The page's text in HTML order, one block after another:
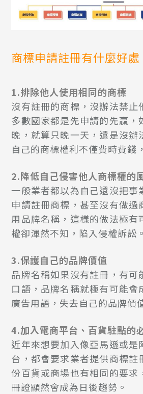
商標申請註冊有什麼好處
1.排除他人使用相同的商標
沒有註冊的商標，沒辦法禁止
多數國家都是先申請的先贏，
晚，就算只晚一天，還是沒辦
自己的商標權利不僅費時費錢
2.降低自己侵害他人商標權的
一般業者都以為自己還沒把事
申請註冊商標，甚至沒有做過
用品牌名稱，這樣的做法極有
權卻渾然不知，陷入侵權訴訟。
3.保護自己的品牌價值
品牌名稱如果沒有註冊，有可
口語，品牌名稱就極有可能會
廣告用語，失去自己的品牌價
4.加入電商平台、百貨駐點的
近年來想要加入像亞馬遜或是
台，都會要求業者提供商標註
份百貨或商場也有相同的要求
冊證顯然會成為日後趨勢。